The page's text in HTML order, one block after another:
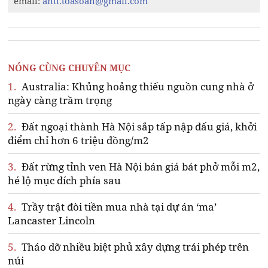
NÓNG CÙNG CHUYÊN MỤC
1. Australia: Khủng hoảng thiếu nguồn cung nhà ở
ngày càng trầm trọng
2. Đất ngoại thành Hà Nội sắp tấp nập đấu giá, khởi
điểm chỉ hơn 6 triệu đồng/m2
3. Đất rừng tỉnh ven Hà Nội bán giá bát phở mỗi m2,
hé lộ mục đích phía sau
4. Trầy trật đòi tiền mua nhà tại dự án ‘ma’
Lancaster Lincoln
5. Tháo dỡ nhiều biệt phủ xây dựng trái phép trên
núi